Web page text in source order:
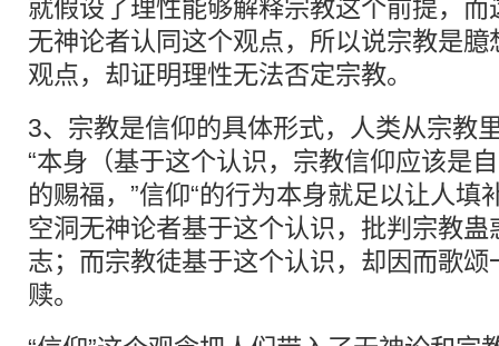
就假设了理性能够解释宗教这个前提，
无神论者认同这个观点，所以说宗教是
观点，却证明理性无法否定宗教。
3、宗教是信仰的具体形式，人类从宗教
“本身（基于这个认识，宗教信仰应该是
的赐福，”信仰“的行为本身就足以让人填
空洞无神论者基于这个认识，批判宗教
志；而宗教徒基于这个认识，却因而歌
赎。